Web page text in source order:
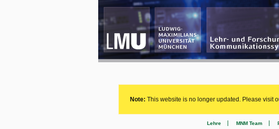
Note: This website is no longer updated. Please visit
Lehre MNM Team